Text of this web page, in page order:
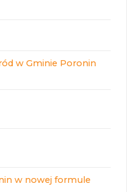
w Gminie Poronin
w nowej formule